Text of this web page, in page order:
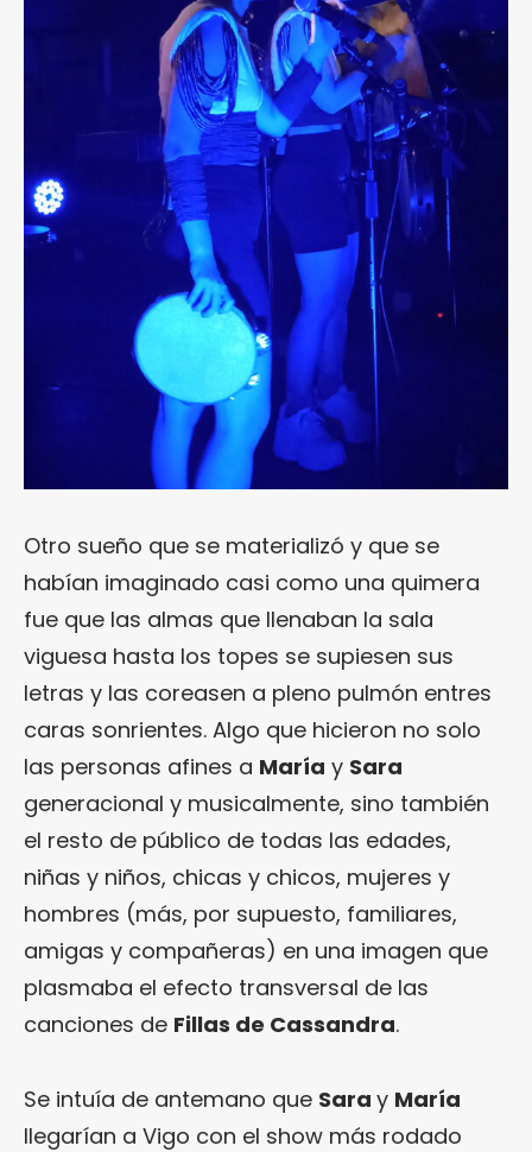
Otro sueño que se materializó y que se
habían imaginado casi como una quimera
fue que las almas que llenaban la sala
viguesa hasta los topes se supiesen sus
letras y las coreasen a pleno pulmón entres
caras sonrientes. Algo que hicieron no solo
las personas afines a María y Sara
generacional y musicalmente, sino también
el resto de público de todas las edades,
niñas y niños, chicas y chicos, mujeres y
hombres (más, por supuesto, familiares,
amigas y compañeras) en una imagen que
plasmaba el efecto transversal de las
canciones de Fillas de Cassandra.
Se intuía de antemano que Sara y María
llegarían a Vigo con el show más rodado